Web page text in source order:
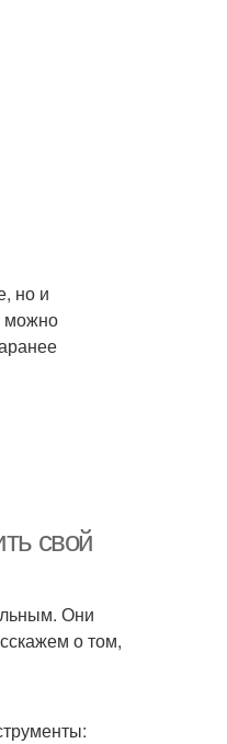
но и
можно
свой
Они
о том,